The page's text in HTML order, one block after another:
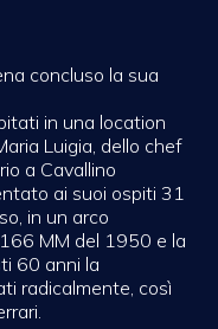
concluso la sua
in una location
Luigia, dello chef
a Cavallino
ai suoi ospiti 31
in un arco
MM del 1950 e la
60 anni la
radicalmente, così